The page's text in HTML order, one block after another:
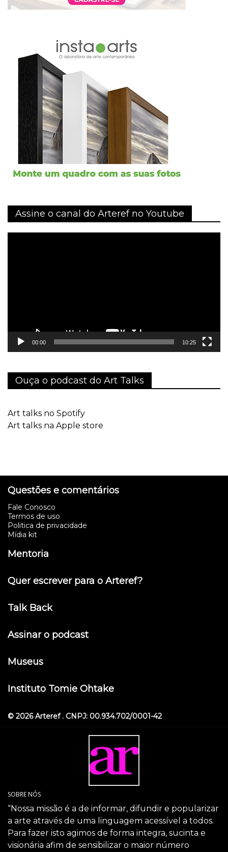
Assine o canal do Arteref no Youtube
00:00 10:25
Ouça o podcast do Art Talks
Art talks no Spotify
Art talks na Apple store
Questões e comentários
Fale Conosco
Termos de uso
Politica de privacidade
Mídia kit
Mentoria
Quer escrever para o Arteref?
Talk Back
Assinar o podcast
Museus
Instituto Tomie Ohtake
© 2026 Arteref . CNPJ: 00.934.702/0001-42
SOBRE NÓS
“Nossa missão é a de informar, difundir e popularizar
a arte através de uma linguagem acessível a todos.
Para fazer isto agimos de forma integra, sucinta e
visionária afim de sensibilizar o maior número